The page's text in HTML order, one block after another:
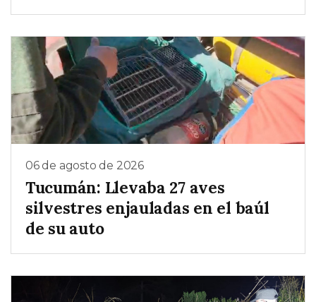
06 de agosto de 2026
Tucumán: Llevaba 27 aves
silvestres enjauladas en el baúl
de su auto